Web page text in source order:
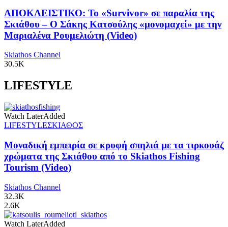
ΑΠΟΚΛΕΙΣΤΙΚΟ: Το «Survivor» σε παραλία της
Σκιάθου – Ο Σάκης Κατσούλης «μονομαχεί» με την
Μαριαλένα Ρουμελιώτη (Video)
Skiathos Channel
30.5K
LIFESTYLE
Watch LaterAdded
LIFESTYLEΣΚΙΑΘΟΣ
Μοναδική εμπειρία σε κρυφή σπηλιά με τα τιρκουάζ
χρώματα της Σκιάθου από το Skiathos Fishing
Tourism (Video)
Skiathos Channel
32.3K
2.6K
Watch LaterAdded